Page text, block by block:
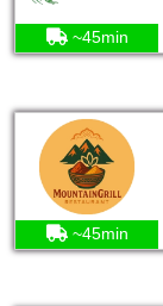
~45min
~45min